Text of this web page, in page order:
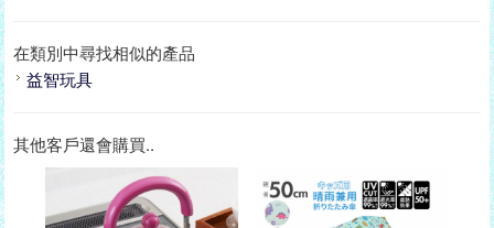
在類別中尋找相似的產品
益智玩具
其他客戶還會購買..